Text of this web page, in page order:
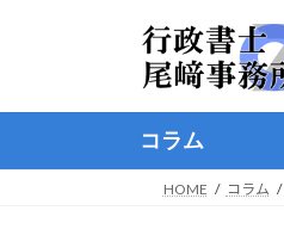
コラム
HOME コラム